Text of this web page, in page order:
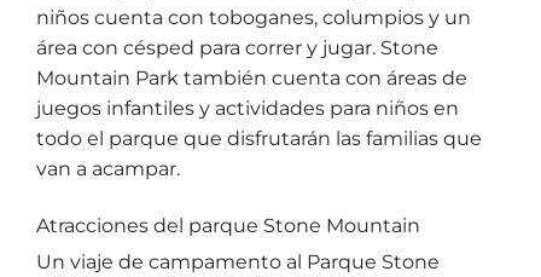
niños cuenta con toboganes, columpios y un
área con césped para correr y jugar. Stone
Mountain Park también cuenta con áreas de
juegos infantiles y actividades para niños en
todo el parque que disfrutarán las familias que
van a acampar.
Atracciones del parque Stone Mountain
Un viaje de campamento al Parque Stone